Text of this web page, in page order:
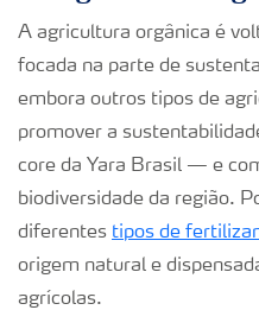
A agricultura orgânica é
focada na parte de
embora outros tipos de
promover a
core da Yara Brasil — e
biodiversidade da região.
diferentes tipos de
origem natural e
agrícolas.